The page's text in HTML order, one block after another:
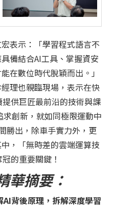
表示：「學習程式語言不
備結合AI工具、掌握資安
在數位時代脫穎而出。」
理也親臨現場，表示在快
供巨匠最前沿的技術與課
創新，就如同極限運動中
勝出，除車手實力外，更
，「無時差的雲端運算技
的重要關鍵！
華摘要：
背後原理，拆解深度學習